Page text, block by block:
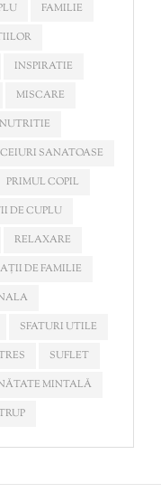
FAMILIE
INSPIRATIE
MISCARE
NUTRITIE
SANATOASE
PRIMUL COPIL
DE CUPLU
RELAXARE
DE FAMILIE
SFATURI UTILE
SUFLET
MINTALĂ